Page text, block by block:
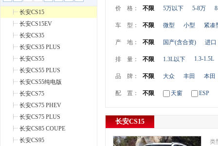
长安CS15
长安CS15EV
长安CS35
长安CS35 PLUS
长安CS55
长安CS55 PLUS
长安CS55纯电版
长安CS75
长安CS75 PHEV
长安CS75 PLUS
长安CS85 COUPE
长安CS95
价 格： 不限 5万以下 5-8万
车 型： 不限 微型 小型 紧凑
产 地： 不限 国产(含合资) 进口
排 量： 不限 1.3L以下 1.3-1.5L
品 牌： 不限 大众 丰田 本田
配 置： 不限 天窗 ESP
长安CS15
类